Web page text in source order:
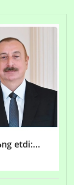
etdi:...